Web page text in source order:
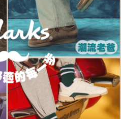
訂單仍視為有效，需透過AFTEE先享
付 」之結帳頁面顯示為準，若有關於
相關疑問，請聯繫「AFTEE先享後付
support/home
之「AFTEE先享後付」服務完成之交
人資料，並將交易相關給付款項請求債
下網址：
理人或監護人之同意方可使用
)免運費
)免運費
上)免運費